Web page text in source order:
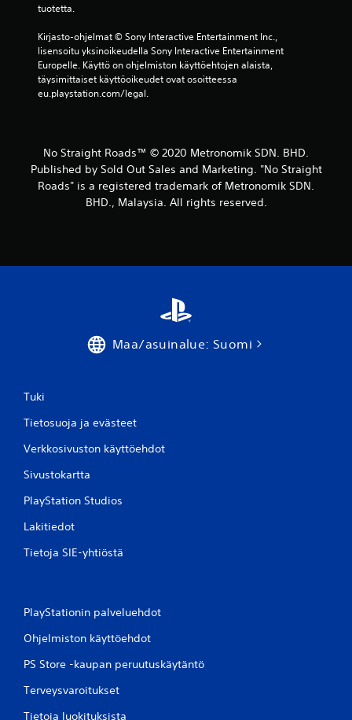
s
t
u
tuotetta.
Kirjasto-ohjelmat © Sony Interactive Entertainment Inc.,
lisensoitu yksinoikeudella Sony Interactive Entertainment
Europelle. Käyttö on ohjelmiston käyttöehtojen alaista,
täysimittaiset käyttöoikeudet ovat osoitteessa
eu.playstation.com/legal.
No Straight Roads™ © 2020 Metronomik SDN. BHD.
Published by Sold Out Sales and Marketing. "No Straight
Roads" is a registered trademark of Metronomik SDN.
BHD., Malaysia. All rights reserved.
Maa/asuinalue: Suomi
Tuki
Tietosuoja ja evästeet
Verkkosivuston käyttöehdot
Sivustokartta
PlayStation Studios
Lakitiedot
Tietoja SIE-yhtiöstä
PlayStationin palveluehdot
Ohjelmiston käyttöehdot
PS Store -kaupan peruutuskäytäntö
Terveysvaroitukset
Tietoja luokituksista